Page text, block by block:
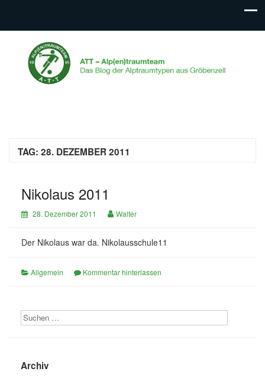
ATT – Alp(en)traumteam
Das Blog der Alptraumtypen aus Gröbenzell
TAG: 28. DEZEMBER 2011
Nikolaus 2011
28. Dezember 2011 Walter
Der Nikolaus war da. Nikolausschule11
Allgemein Kommentar hinterlassen
Archiv